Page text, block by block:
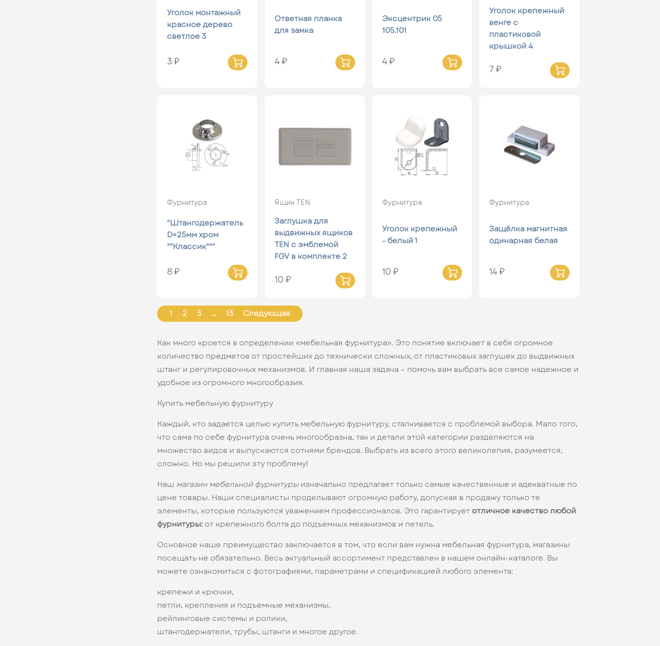
Уголок монтажный
красное дерево
светлое 3
3 ₽
Ответная планка
для замка
4 ₽
Эксцентрик 05
105.101
4 ₽
Уголок крепежный
венге с
пластиковой
крышкой 4
7 ₽
Фурнитура
"Штангодержатель
D=25мм хром
""Классик"""
8 ₽
Ящик ТЕN
Заглушка для
выдвижных ящиков
TEN с эмблемой
FGV в комплекте 2
10 ₽
Фурнитура
Уголок крепежный
- белый 1
10 ₽
Фурнитура
Защёлка магнитная
одинарная белая
14 ₽
1 2 3 … 13 Следующая
Как много кроется в определении «мебельная фурнитура». Это понятие включает в себя огромное
количество предметов от простейших до технически сложных, от пластиковых заглушек до выдвижных
штанг и регулировочных механизмов. И главная наша задача – помочь вам выбрать все самое надежное и
удобное из огромного многообразия.
Купить мебельную фурнитуру
Каждый, кто задается целью купить мебельную фурнитуру, сталкивается с проблемой выбора. Мало того,
что сама по себе фурнитура очень многообразна, так и детали этой категории разделяются на
множество видов и выпускаются сотнями брендов. Выбрать из всего этого великолепия, разумеется,
сложно. Но мы решили эту проблему!
Наш магазин мебельной фурнитурыизначально предлагает только самые качественные и адекватные по
цене товары. Наши специалисты проделывают огромную работу, допуская в продажу только те
элементы, которые пользуются уважением профессионалов. Это гарантирует отличное качество любой
фурнитуры: от крепежного болта до подъемных механизмов и петель.
Основное наше преимущество заключается в том, что если вам нужна мебельная фурнитура, магазины
посещать не обязательно. Весь актуальный ассортимент представлен в нашем онлайн-каталоге. Вы
можете ознакомиться с фотографиями, параметрами и спецификацией любого элемента:
крепежи и крючки,
петли, крепления и подъемные механизмы,
рейлинговые системы и ролики,
штангодержатели, трубы, штанги и многое другое.